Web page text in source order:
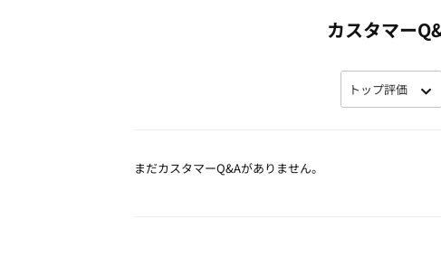
カスタマー
まだカスタマーQ&Aがありません。